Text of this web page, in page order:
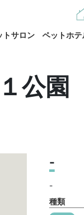
トサロン ペットホテ
公園
-
-
種類